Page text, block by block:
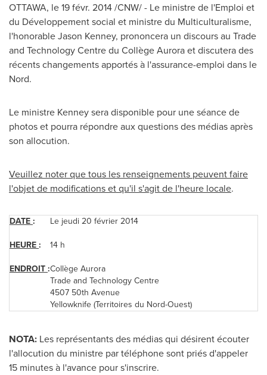
OTTAWA, le 19 févr. 2014 /CNW/ - Le ministre de l'Emploi et
du Développement social et ministre du Multiculturalisme,
l'honorable Jason Kenney, prononcera un discours au Trade
and Technology Centre du Collège Aurora et discutera des
récents changements apportés à l'assurance-emploi dans le
Nord.
Le ministre Kenney sera disponible pour une séance de
photos et pourra répondre aux questions des médias après
son allocution.
Veuillez noter que tous les renseignements peuvent faire
l'objet de modifications et qu'il s'agit de l'heure locale.
DATE:
Le jeudi 20 février 2014
HEURE:
14 h
ENDROIT:Collège Aurora
Trade and Technology Centre
4507 50th Avenue
Yellowknife (Territoires du Nord-Ouest)
NOTA: Les représentants des médias qui désirent écouter
l'allocution du ministre par téléphone sont priés d'appeler
15 minutes à l'avance pour s'inscrire.